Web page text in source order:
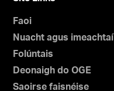
Faoi
Nuacht agus imeachtaí
Folúntais
Deonaigh do OGE
Saoirse faisnéise